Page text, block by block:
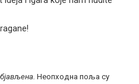
Неопходна поља су